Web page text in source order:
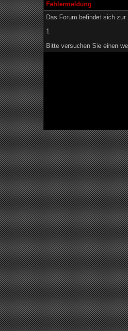
Fehlermeldung
Das Forum befindet sich
1
Bitte versuchen Sie einen